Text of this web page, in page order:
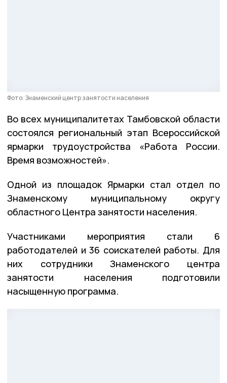
Фото: Знаменский центр занятости населения
Во всех муниципалитетах Тамбовской области
состоялся региональный этап Всероссийской
ярмарки трудоустройства «Работа России.
Время возможностей».
Одной из площадок Ярмарки стал отдел по
Знаменскому муниципальному округу
областного Центра занятости населения.
Участниками мероприятия стали 6
работодателей и 36 соискателей работы. Для
них сотрудники Знаменского центра
занятости населения подготовили
насыщенную программа.